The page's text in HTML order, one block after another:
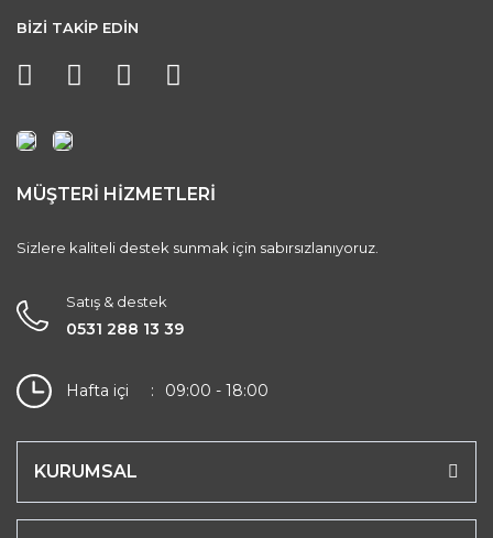
BİZİ TAKİP EDİN
MÜŞTERİ HİZMETLERİ
Sizlere kaliteli destek sunmak için sabırsızlanıyoruz.
Satış & destek
0531 288 13 39
Hafta içi 09:00 - 18:00
KURUMSAL